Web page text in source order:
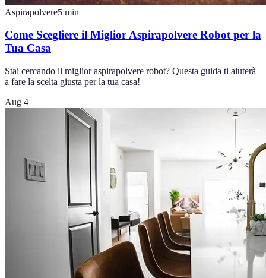
Aspirapolvere5 min
Come Scegliere il Miglior Aspirapolvere Robot per la
Tua Casa
Stai cercando il miglior aspirapolvere robot? Questa guida ti aiuterà
a fare la scelta giusta per la tua casa!
Aug 4